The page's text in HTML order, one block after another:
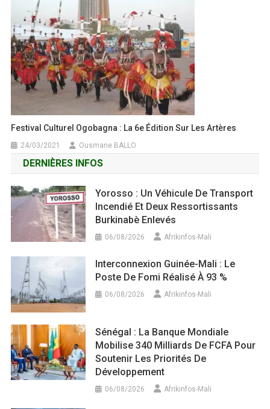
Festival Culturel Ogobagna : La 6e Édition Sur Les Artères
24/03/2021 Ousmane BALLO
DERNIÈRES INFOS
Yorosso : Un Véhicule De Transport
Incendié Et Deux Ressortissants
Burkinabè Enlevés
06/08/2026 Afrikinfos-Mali
Interconnexion Guinée-Mali : Le
Poste De Fomi Réalisé À 93 %
06/08/2026 Afrikinfos-Mali
Sénégal : La Banque Mondiale
Mobilise 340 Milliards De FCFA Pour
Soutenir Les Priorités De
Développement
06/08/2026 Afrikinfos-Mali